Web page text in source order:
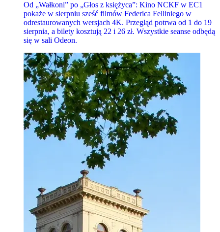
Od „Wałkoni” po „Głos z księżyca”: Kino NCKF w EC1
pokaże w sierpniu sześć filmów Federica Felliniego w
odrestaurowanych wersjach 4K. Przegląd potrwa od 1 do 19
sierpnia, a bilety kosztują 22 i 26 zł. Wszystkie seanse odbędą
się w sali Odeon.